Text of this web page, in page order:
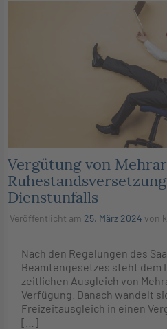
Vergütung von
Dienstunfalls
Veröffentlicht am 25. März 2024 von
Nach den Regelungen des
Beamtengesetzes steht dem
zeitlichen Ausgleich von
Verfügung. Danach wandelt
Freizeitausgleich in einen
[…]